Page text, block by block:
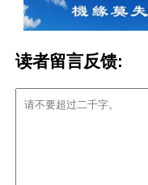
读者留言反馈: